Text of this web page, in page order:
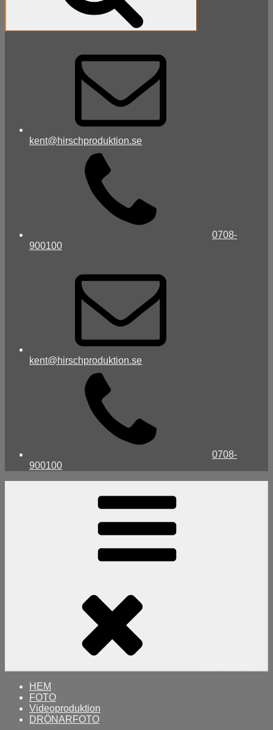
kent@hirschproduktion.se
0708-
900100
kent@hirschproduktion.se
0708-
900100
HEM
FOTO
Videoproduktion
DRÖNARFOTO